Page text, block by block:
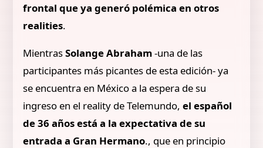
frontal que ya generó polémica en otros
realities.
MientrasSolange Abraham-una de las
participantes más picantes de esta edición- ya
se encuentra en México a la espera de su
ingreso en el reality de Telemundo,el español
de 36 años está a la expectativa de su
entrada a Gran Hermano., que en principio